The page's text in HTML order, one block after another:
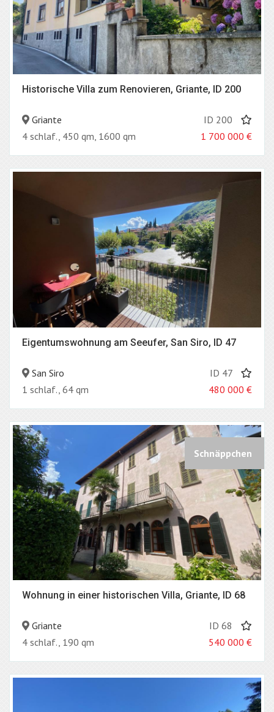
Historische Villa zum Renovieren, Griante, ID 200
Griante
ID 200
4 schlaf., 450 qm, 1600 qm
1 700 000 €
Eigentumswohnung am Seeufer, San Siro, ID 47
San Siro
ID 47
1 schlaf., 64 qm
480 000 €
Schnäppchen
Wohnung in einer historischen Villa, Griante, ID 68
Griante
ID 68
4 schlaf., 190 qm
540 000 €